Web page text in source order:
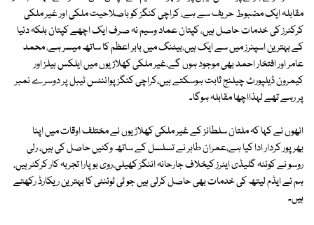
مقابلہ ایک مضبوط حریف سے ہے، کراچی کنگز کو باصلاحیت ملکی اور غیر ملکی
کرکٹرز کی خدمات حاصل ہیں، کپتان عماد وسیم نہ صرف ایک اچھے کپتان بلکہ دنیا
کے بہترین اسپنرز میں سے ایک ہیں،بیٹنگ میں بابر اعظم کا ساتھ میسر ہے، محمد
عامر اور افتخار احمد بھی موجود ہوں گے،غیر ملکی کھلاڑیوں میں ایلکس ہیلز اور
کیمرون ڈیلپورٹ چیلنج ثابت ہوسکتے ہیں،کراچی کنگز پوائنٹس ٹیبل پر دوسرے نمبر
پر رہے تھے لہذااچھا مقابلہ ہوگا۔
انھوں نے کہا کہ ملتان سلطانز کے غیر ملکی کھلاڑیوں نے مختلف اوقات میں اپنا
بھرپور کردار ادا کیا ہے،عمران طاہر نے تسلسل کے ساتھ وکٹیں حاصل کی ہیں، رلی
روسو نے کوئٹہ گلیڈی ایٹرز کیخلاف جارحانہ اننگز کھیلی،روی بوپارا تجربہ کار کرکٹر ہیں،
ہم نے ایڈم لیتھ کی خدمات بھی حاصل کرلی ہیں جو ٹی ٹوئنٹی کا بہترین ریکارڈ رکھتے
ہیں۔